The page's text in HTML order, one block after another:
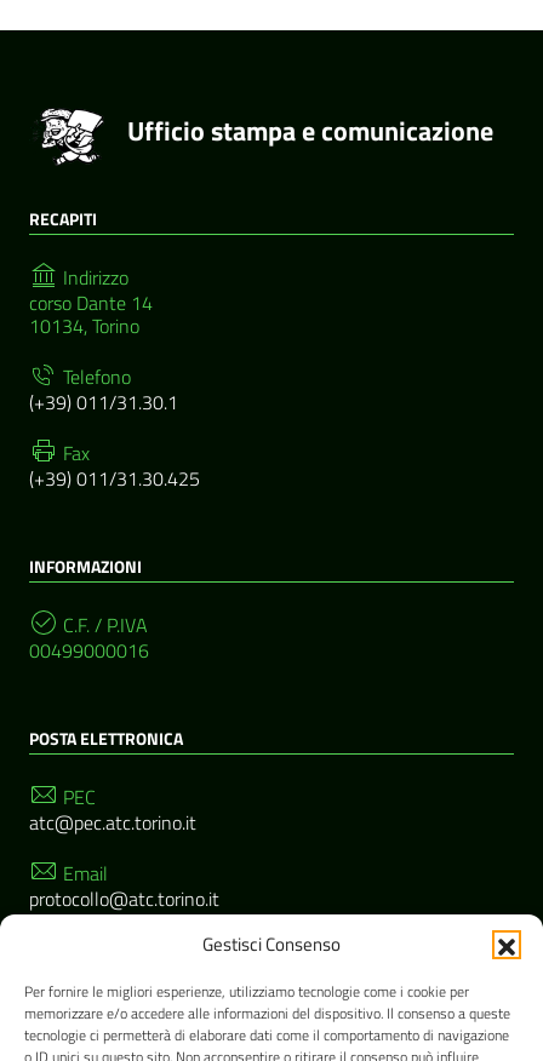
Gestisci Consenso
Per fornire le migliori esperienze, utilizziamo tecnologie come i cookie per
memorizzare e/o accedere alle informazioni del dispositivo. Il consenso a queste
tecnologie ci permetterà di elaborare dati come il comportamento di navigazione
Ufficio stampa e comunicazione
RECAPITI
Indirizzo
corso Dante 14
10134, Torino
Telefono
(+39) 011/31.30.1
Fax
(+39) 011/31.30.425
INFORMAZIONI
C.F. / P.IVA
00499000016
POSTA ELETTRONICA
PEC
atc@pec.atc.torino.it
Email
protocollo@atc.torino.it
SEGUICI SU